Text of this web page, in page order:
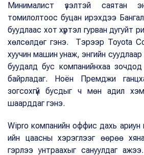
Минималист үзэлтэй саятан
томилолтоос буцан ирэхдээ
буудлаас хот хүртэл гурван дугуйт
хөлсөлдөг гэнэ. Тэрээр Toyota
хуучин машин унаж, энгийн
буудалд бус компанийнхаа
байрладаг. Ноён Премджи
зогсохгүй бусдыг ч мөн адил
шаарддаг гэнэ.
Wipro компанийн оффис дахь ариун
ийн цаасны хэрэглээг өөрөө
гэрлээ унтраахыг сануулдаг ажээ.